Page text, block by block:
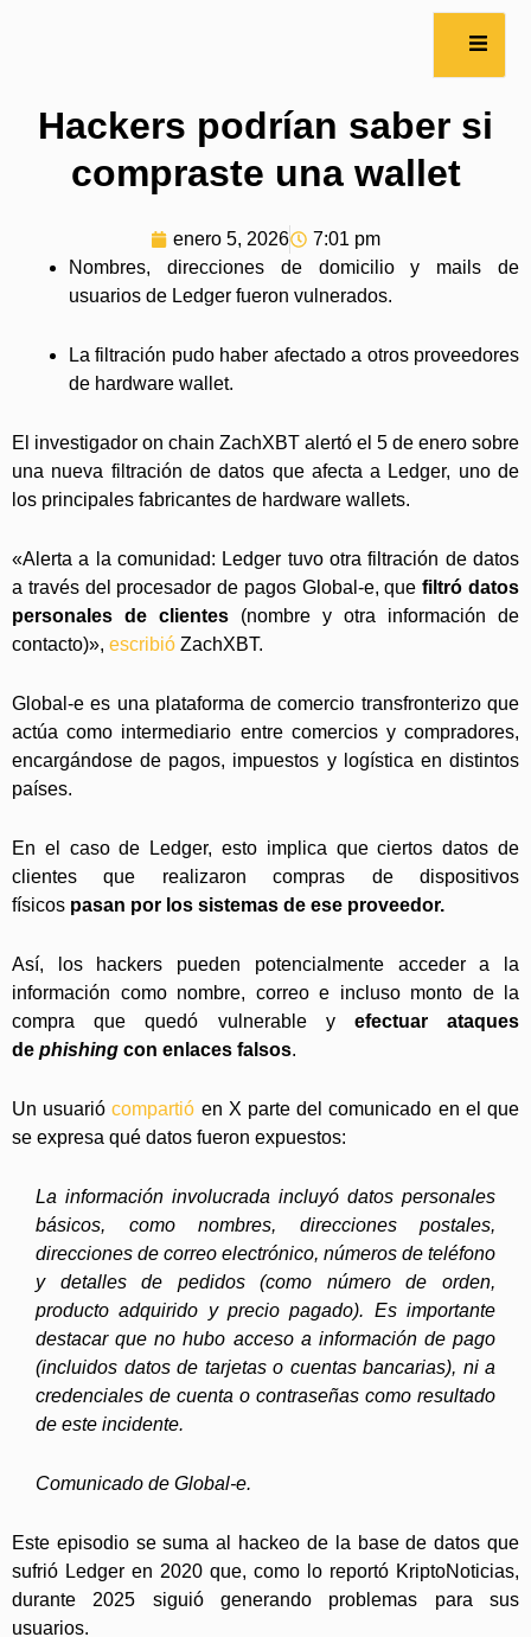
Hackers podrían saber si
compraste una wallet
enero 5, 2026
7:01 pm
Nombres, direcciones de domicilio y mails de
usuarios de Ledger fueron vulnerados.
La filtración pudo haber afectado a otros proveedores
de hardware wallet.
El investigador on chain ZachXBT alertó el 5 de enero sobre
una nueva filtración de datos que afecta a Ledger, uno de
los principales fabricantes de hardware wallets.
«Alerta a la comunidad: Ledger tuvo otra filtración de datos
a través del procesador de pagos Global-e, quefiltró datos
personales de clientes (nombre y otra información de
contacto)», escribió ZachXBT.
Global-e es una plataforma de comercio transfronterizo que
actúa como intermediario entre comercios y compradores,
encargándose de pagos, impuestos y logística en distintos
países.
En el caso de Ledger, esto implica que ciertos datos de
clientes que realizaron compras de dispositivos
físicos pasan por los sistemas de ese proveedor.
Así, los hackers pueden potencialmente acceder a la
información como nombre, correo e incluso monto de la
compra que quedó vulnerable y efectuar ataques
de phishing con enlaces falsos.
Un usuariócompartió en X parte del comunicado en el que
se expresa qué datos fueron expuestos:
La información involucrada incluyó datos personales
básicos, como nombres, direcciones postales,
direcciones de correo electrónico, números de teléfono
y detalles de pedidos (como número de orden,
producto adquirido y precio pagado). Es importante
destacar que no hubo acceso a información de pago
(incluidos datos de tarjetas o cuentas bancarias), ni a
credenciales de cuenta o contraseñas como resultado
de este incidente.
Comunicado de Global-e.
Este episodio se suma al hackeo de la base de datos que
sufrió Ledger en 2020 que, como lo reportó KriptoNoticias,
durante 2025 siguió generando problemas para sus
usuarios.